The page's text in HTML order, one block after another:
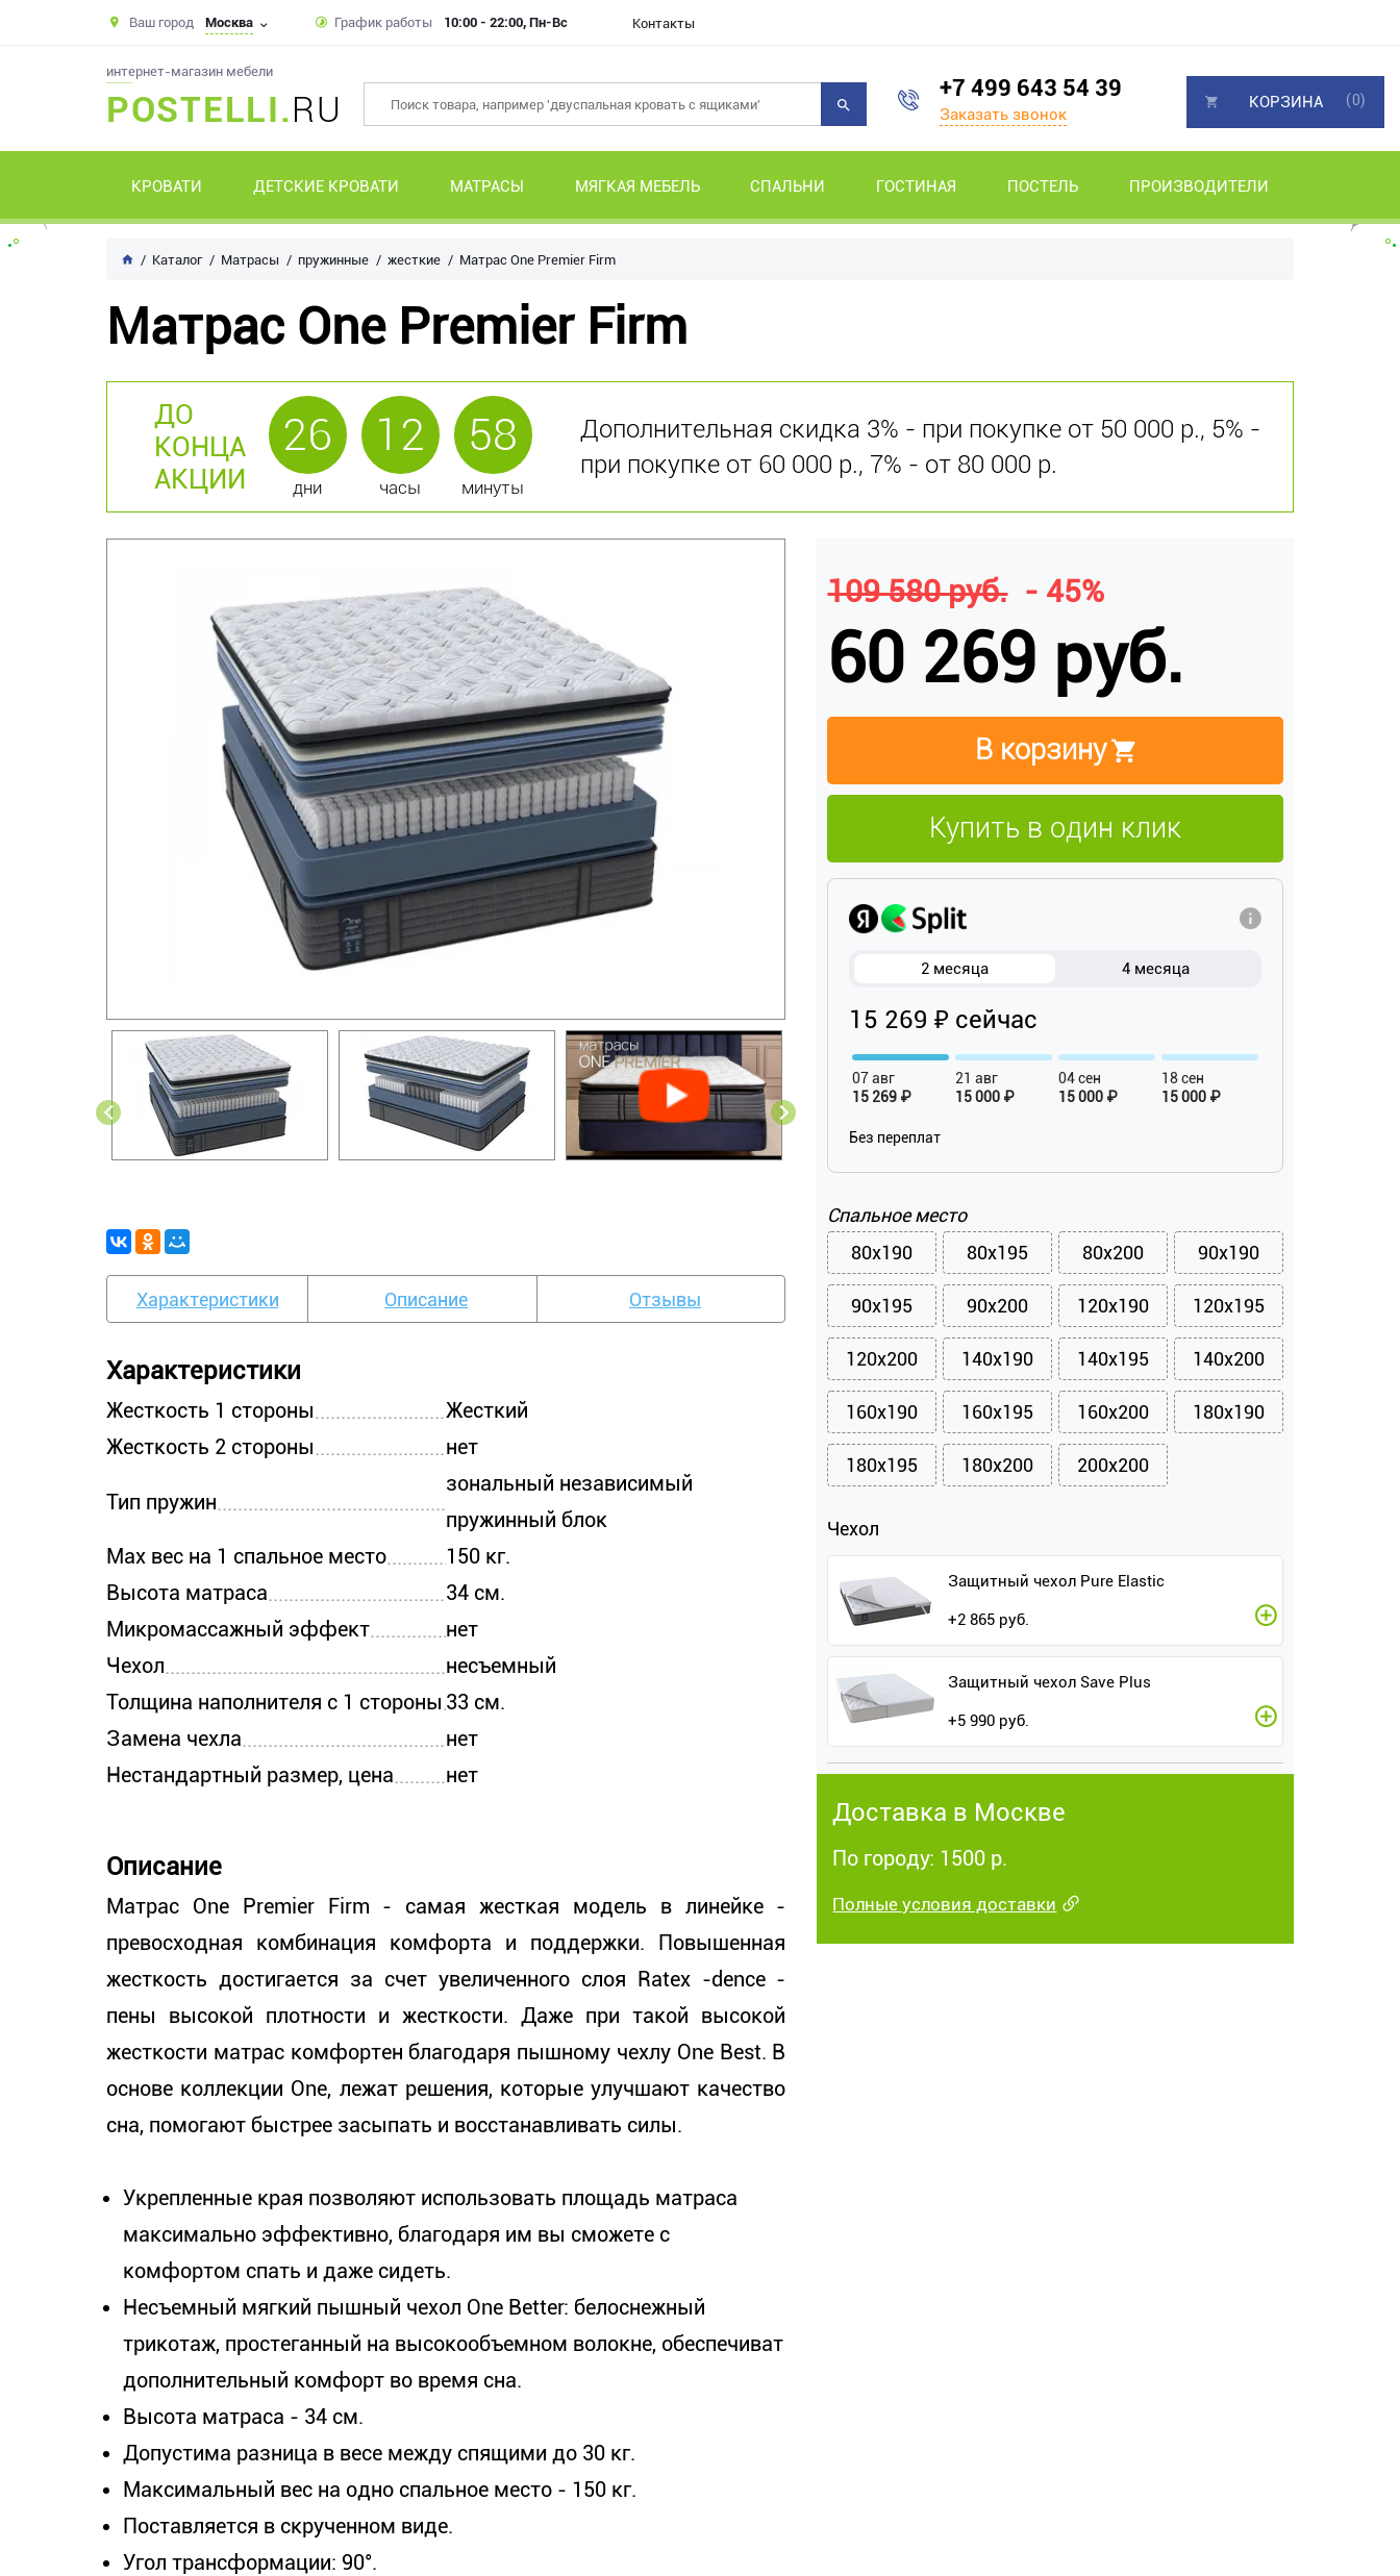
Ваш город Москва График работы 10:00 - 22:00, Пн-Вс Контакты
интернет-магазин мебели
POSTELLI.RU
+7 499 643 54 39
Заказать звонок
КРОВАТИ ДЕТСКИЕ КРОВАТИ МАТРАСЫ МЯГКАЯ МЕБЕЛЬ СПАЛЬНИ ГОСТИНАЯ ПОСТЕЛЬ ПРОИЗВОДИТЕЛИ
КОРЗИНА (0)
Каталог Матрасы пружинные жесткие Матрас One Premier Firm
Матрас One Premier Firm
ДО
КОНЦА
АКЦИИ
26
дни
12
часы
58
минуты
Дополнительная скидка 3% - при покупке от 50 000 р., 5% -
при покупке от 60 000 р., 7% - от 80 000 р.
Характеристики Описание Отзывы
Характеристики
Жесткость 1 стороны
Жесткий
Жесткость 2 стороны
нет
Тип пружин
зональный независимый
пружинный блок
Max вес на 1 спальное место
150 кг.
Высота матраса
34 см.
Микромассажный эффект
нет
Чехол
несъемный
Толщина наполнителя с 1 стороны 33 см.
Замена чехла
нет
Нестандартный размер, цена
нет
Описание
Матрас One Premier Firm - самая жесткая модель в линейке -
превосходная комбинация комфорта и поддержки. Повышенная
жесткость достигается за счет увеличенного слоя Ratex -dence -
пены высокой плотности и жесткости. Даже при такой высокой
жесткости матрас комфортен благодаря пышному чехлу One Best. В
основе коллекции One, лежат решения, которые улучшают качество
сна, помогают быстрее засыпать и восстанавливать силы.
Укрепленные края позволяют использовать площадь матраса
максимально эффективно, благодаря им вы сможете с
комфортом спать и даже сидеть.
Несъемный мягкий пышный чехол One Better: белоснежный
трикотаж, простеганный на высокообъемном волокне, обеспечиват
дополнительный комфорт во время сна.
Высота матраса - 34 см.
Допустима разница в весе между спящими до 30 кг.
Максимальный вес на одно спальное место - 150 кг.
Поставляется в скрученном виде.
Угол трансформации: 90°.
109 580 руб. - 45%
60 269 руб.
В корзину
Купить в один клик
2 месяца 4 месяца
15 269 ₽ сейчас
07 авг
15 269 ₽
21 авг
15 000 ₽
04 сен
15 000 ₽
18 сен
15 000 ₽
Без переплат
Спальное место
80x190
80x195 80x200 90x190
90x195 90x200 120x190 120x195
120x200 140x190 140x195 140x200
160x190 160x195 160x200 180x190
180x195 180x200 200x200
Чехол
Защитный чехол Pure Elastic
+2 865 руб.
Защитный чехол Save Plus
+5 990 руб.
Доставка в Москве
По городу: 1500 р.
Полные условия доставки